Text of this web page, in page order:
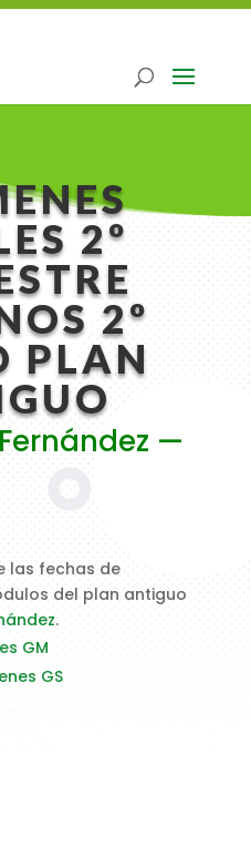
2º
2º
PLAN
—
las fechas de
del plan antiguo
.
GM
GS